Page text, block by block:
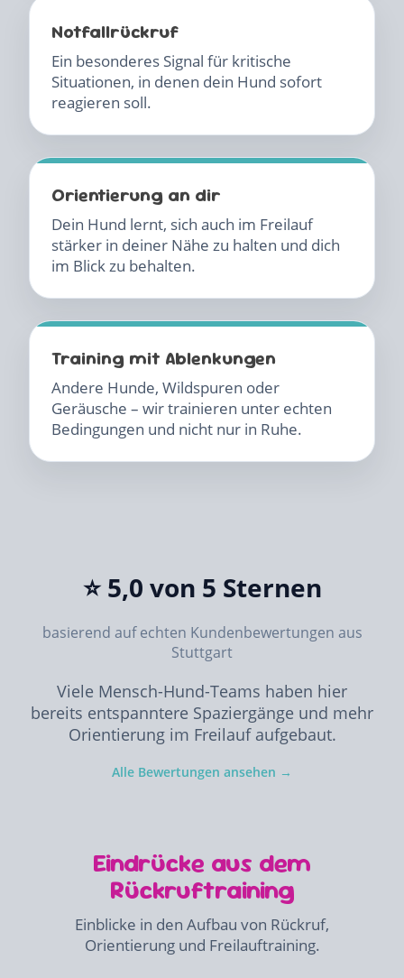
Notfallrückruf
Ein besonderes Signal für kritische
Situationen, in denen dein Hund sofort
reagieren soll.
Orientierung an dir
Dein Hund lernt, sich auch im Freilauf
stärker in deiner Nähe zu halten und dich
im Blick zu behalten.
Training mit Ablenkungen
Andere Hunde, Wildspuren oder
Geräusche – wir trainieren unter echten
Bedingungen und nicht nur in Ruhe.
⭐ 5,0 von 5 Sternen
basierend auf echten Kundenbewertungen aus
Stuttgart
Viele Mensch-Hund-Teams haben hier
bereits entspanntere Spaziergänge und mehr
Orientierung im Freilauf aufgebaut.
Alle Bewertungen ansehen →
Eindrücke aus dem
Rückruftraining
Einblicke in den Aufbau von Rückruf,
Orientierung und Freilauftraining.